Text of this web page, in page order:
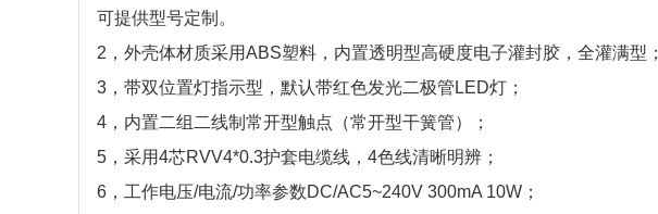
可提供型号定制。
2，外壳体材质采用ABS塑料，内置透明型高硬度电子灌封胶，全灌满型；
3，带双位置灯指示型，默认带红色发光二极管LED灯；
4，内置二组二线制常开型触点（常开型干簧管）；
5，采用4芯RVV4*0.3护套电缆线，4色线清晰明辨；
6，工作电压/电流/功率参数DC/AC5~240V 300mA 10W；